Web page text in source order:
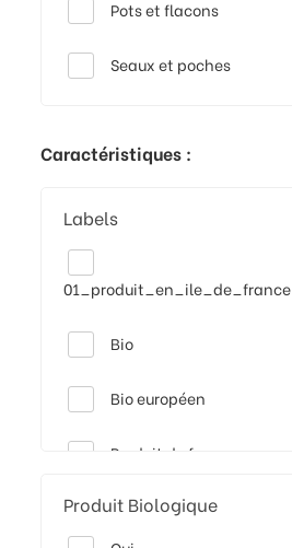
Pots et flacons
Seaux et poches
Caractéristiques :
Labels
01_produit_en_ile_de_france
Bio
Bio européen
Produit de france
Triman - recyclable
Produit Biologique